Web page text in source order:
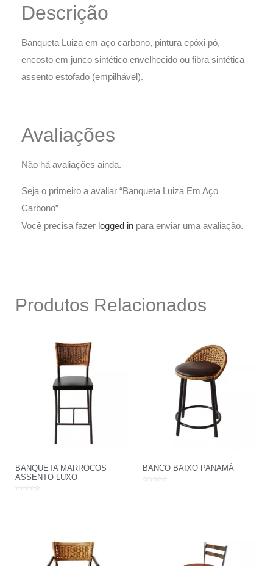
Descrição
Banqueta Luiza em aço carbono, pintura epóxi pó,
encosto em junco sintético envelhecido ou fibra sintética
assento estofado (empilhável).
Avaliações
Não há avaliações ainda.
Seja o primeiro a avaliar “Banqueta Luiza Em Aço
Carbono”
Você precisa fazer logged in para enviar uma avaliação.
Produtos Relacionados
BANQUETA MARROCOS
ASSENTO LUXO
BANCO BAIXO PANAMÁ